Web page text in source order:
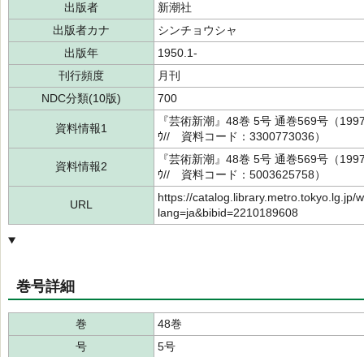
出版者
新潮社
出版者カナ
シンチョウシャ
出版年
1950.1-
刊行頻度
月刊
NDC分類(10版)
700
資料情報1
『芸術新潮』48巻 5号 通巻569号（
ｳ// 資料コード：3300773036）
資料情報2
『芸術新潮』48巻 5号 通巻569号（
ｳ// 資料コード：5003625758）
URL
https://catalog.library.metro.tokyo.lg.jp/
lang=ja&bibid=2210189608
巻号詳細
巻
48巻
号
5号